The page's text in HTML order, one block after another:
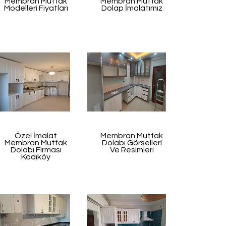
Modelleri Fiyatları
Dolap İmalatımız
Özel İmalat
Membran Mutfak
Dolabı Firması
Kadıköy
Membran Mutfak
Dolabı Görselleri
Ve Resimleri